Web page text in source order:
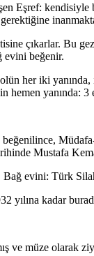
Eşref:
çıkarlar. Bu
evini beğenir.
her iki yanında,
hemen
Mustafa
evini: Türk
yılına kadar
ve müze olarak